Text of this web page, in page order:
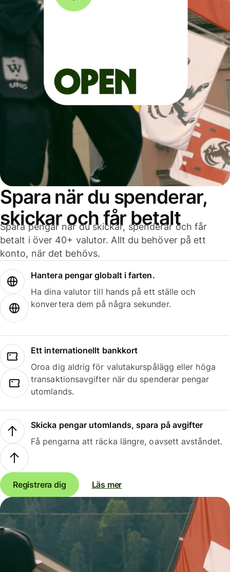
Spara när du spenderar,
skickar och får betalt
Spara pengar när du skickar, spenderar och får
betalt i över 40+ valutor. Allt du behöver på ett
konto, när det behövs.
Hantera pengar globalt i farten.
Ha dina valutor till hands på ett ställe och
konvertera dem på några sekunder.
Ett internationellt bankkort
Oroa dig aldrig för valutakurspålägg eller höga
transaktionsavgifter när du spenderar pengar
utomlands.
Skicka pengar utomlands, spara på avgifter
Få pengarna att räcka längre, oavsett avståndet.
Registrera dig Läs mer